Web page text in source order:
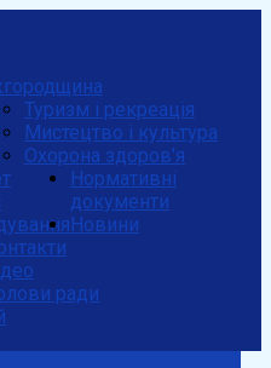
Туризм і рекреація
Мистецтво і культура
Охорона здоров'я
Нормативні
документи
ради
Новини